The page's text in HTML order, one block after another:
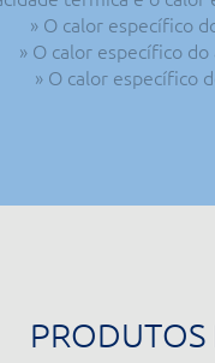
» O calor específico
» O calor específico
» O calor específico